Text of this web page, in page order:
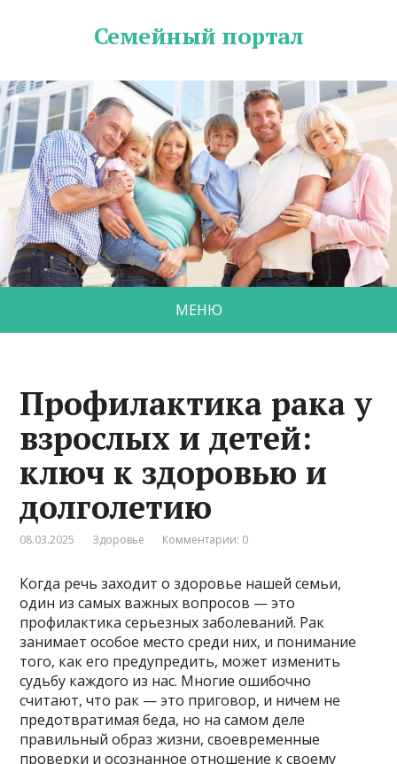
Семейный портал
МЕНЮ
Профилактика рака у
взрослых и детей:
ключ к здоровью и
долголетию
08.03.2025 Здоровье Комментарии: 0
Когда речь заходит о здоровье нашей семьи,
один из самых важных вопросов — это
профилактика серьезных заболеваний. Рак
занимает особое место среди них, и понимание
того, как его предупредить, может изменить
судьбу каждого из нас. Многие ошибочно
считают, что рак — это приговор, и ничем не
предотвратимая беда, но на самом деле
правильный образ жизни, своевременные
проверки и осознанное отношение к своему